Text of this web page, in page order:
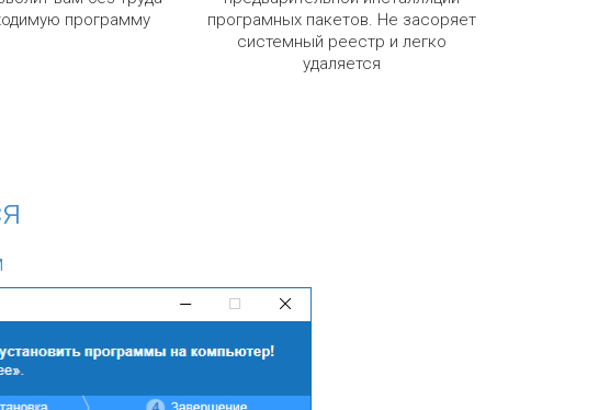
программу
програмных пакетов. Не засоряет
системный реестр и легко
удаляется